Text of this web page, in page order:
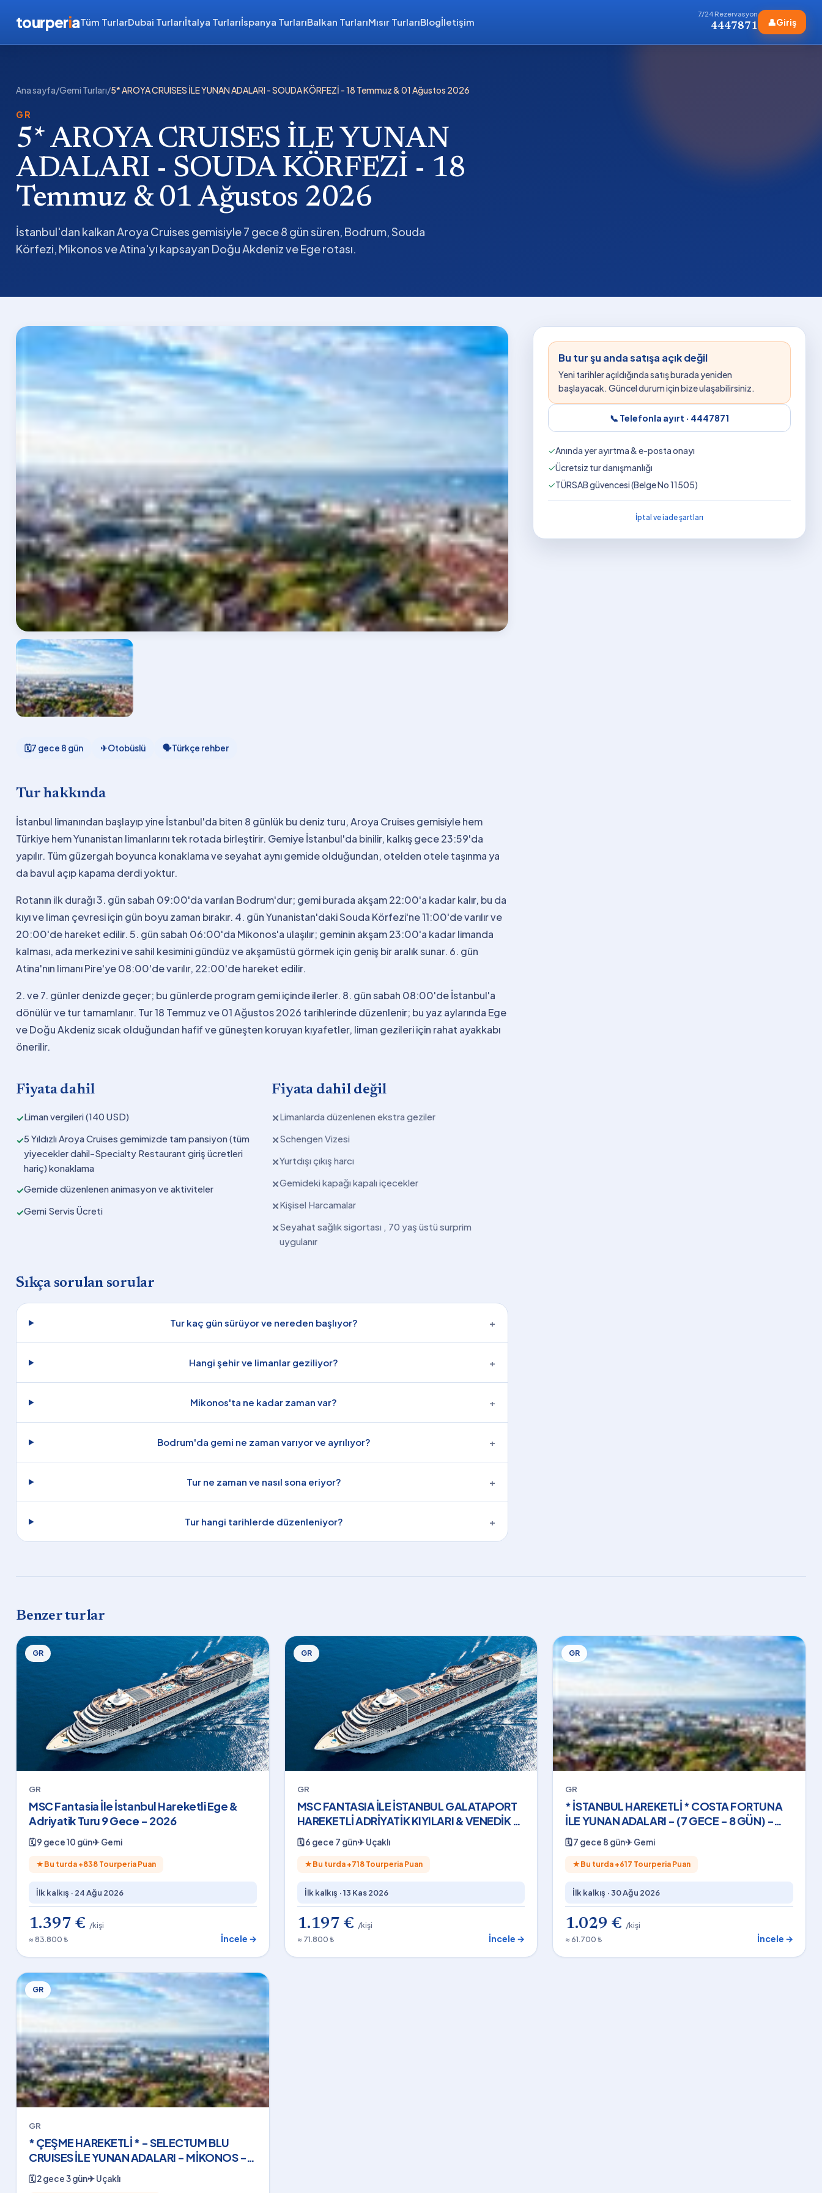
tourperiaTüm TurlarDubai Turlarıİtalya Turlarıİspanya TurlarıBalkan TurlarıMısır TurlarıBlogİletişim
7/24 Rezervasyon
4447871 👤Giriş
Ana sayfa/Gemi Turları/5* AROYA CRUISES İLE YUNAN ADALARI - SOUDA KÖRFEZİ - 18 Temmuz & 01 Ağustos 2026
GR
5* AROYA CRUISES İLE YUNAN
ADALARI - SOUDA KÖRFEZİ - 18
Temmuz & 01 Ağustos 2026
İstanbul'dan kalkan Aroya Cruises gemisiyle 7 gece 8 gün süren, Bodrum, Souda
Körfezi, Mikonos ve Atina'yı kapsayan Doğu Akdeniz ve Ege rotası.
🗓7 gece 8 gün ✈Otobüslü 🗣Türkçe rehber
Tur hakkında
İstanbul limanından başlayıp yine İstanbul'da biten 8 günlük bu deniz turu, Aroya Cruises gemisiyle hem
Türkiye hem Yunanistan limanlarını tek rotada birleştirir. Gemiye İstanbul'da binilir, kalkış gece 23:59'da
yapılır. Tüm güzergah boyunca konaklama ve seyahat aynı gemide olduğundan, otelden otele taşınma ya
da bavul açıp kapama derdi yoktur.
Rotanın ilk durağı 3. gün sabah 09:00'da varılan Bodrum'dur; gemi burada akşam 22:00'a kadar kalır, bu da
kıyı ve liman çevresi için gün boyu zaman bırakır. 4. gün Yunanistan'daki Souda Körfezi'ne 11:00'de varılır ve
20:00'de hareket edilir. 5. gün sabah 06:00'da Mikonos'a ulaşılır; geminin akşam 23:00'a kadar limanda
kalması, ada merkezini ve sahil kesimini gündüz ve akşamüstü görmek için geniş bir aralık sunar. 6. gün
Atina'nın limanı Pire'ye 08:00'de varılır, 22:00'de hareket edilir.
2. ve 7. günler denizde geçer; bu günlerde program gemi içinde ilerler. 8. gün sabah 08:00'de İstanbul'a
dönülür ve tur tamamlanır. Tur 18 Temmuz ve 01 Ağustos 2026 tarihlerinde düzenlenir; bu yaz aylarında Ege
ve Doğu Akdeniz sıcak olduğundan hafif ve güneşten koruyan kıyafetler, liman gezileri için rahat ayakkabı
önerilir.
Fiyata dahil
✓Liman vergileri (140 USD)
✓5 Yıldızlı Aroya Cruises gemimizde tam pansiyon (tüm
yiyecekler dahil-Specialty Restaurant giriş ücretleri
hariç) konaklama
✓Gemide düzenlenen animasyon ve aktiviteler
✓Gemi Servis Ücreti
Fiyata dahil değil
✕Limanlarda düzenlenen ekstra geziler
✕Schengen Vizesi
✕Yurtdışı çıkış harcı
✕Gemideki kapağı kapalı içecekler
✕Kişisel Harcamalar
✕Seyahat sağlık sigortası , 70 yaş üstü surprim
uygulanır
Sıkça sorulan sorular
Tur kaç gün sürüyor ve nereden başlıyor? +
Hangi şehir ve limanlar geziliyor? +
Mikonos'ta ne kadar zaman var? +
Bodrum'da gemi ne zaman varıyor ve ayrılıyor? +
Tur ne zaman ve nasıl sona eriyor? +
Tur hangi tarihlerde düzenleniyor? +
Bu tur şu anda satışa açık değil
Yeni tarihler açıldığında satış burada yeniden
başlayacak. Güncel durum için bize ulaşabilirsiniz.
📞 Telefonla ayırt · 4447871
✓Anında yer ayırtma & e-posta onayı
✓Ücretsiz tur danışmanlığı
✓TÜRSAB güvencesi (Belge No 11505)
İptal ve iade şartları
Benzer turlar
GR
GR
MSC Fantasia İle İstanbul Hareketli Ege &
Adriyatik Turu 9 Gece - 2026
🗓9 gece 10 gün✈Gemi
★ Bu turda +838 Tourperia Puan
İlk kalkış · 24 Ağu 2026
1.397 € /kişi
≈ 83.800 ₺
İncele →
GR
GR
MSC FANTASIA İLE İSTANBUL GALATAPORT
HAREKETLİ ADRİYATİK KIYILARI & VENEDİK 6
Gece THY - 13 Kasım 2026
🗓6 gece 7 gün✈Uçaklı
★ Bu turda +718Tourperia Puan
İlk kalkış ·13 Kas 2026
1.197 € /kişi
≈ 71.800 ₺
İncele →
GR
GR
* İSTANBUL HAREKETLİ * COSTA FORTUNA
İLE YUNAN ADALARI - (7 GECE - 8 GÜN) -
2026
🗓7 gece 8 gün✈Gemi
★ Bu turda +617 Tourperia Puan
İlk kalkış ·30 Ağu 2026
1.029 € /kişi
≈ 61.700 ₺
İncele →
GR
GR
* ÇEŞME HAREKETLİ * - SELECTUM BLU
CRUISES İLE YUNAN ADALARI - MİKONOS -
(2 GECE - 3 GÜN) - 2026
🗓2 gece 3 gün✈Uçaklı